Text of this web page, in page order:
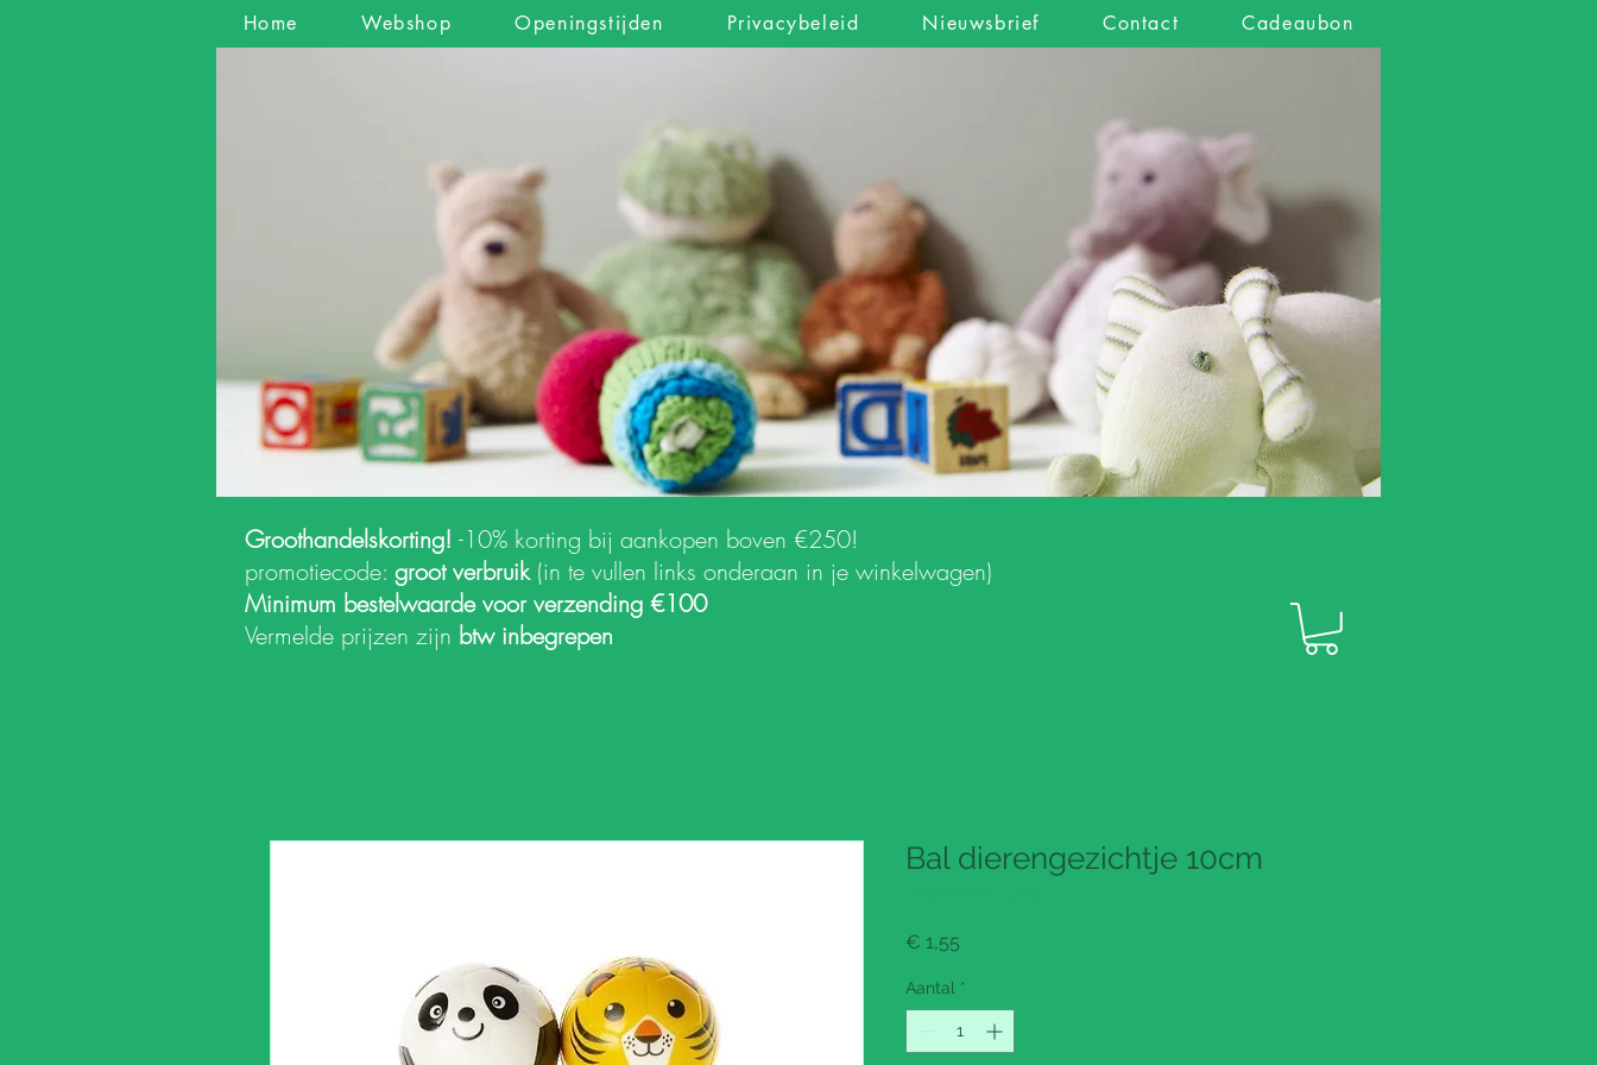
Home Webshop Openingstijden Privacybeleid Nieuwsbrief Contact Cadeaubon
Groothandelskorting! -10% korting bij aankopen boven €250!
promotiecode: groot verbruik (in te vullen links onderaan in je winkelwagen)
Minimum bestelwaarde voor verzending €100
Vermelde prijzen zijn btw inbegrepen
Bal dierengezichtje 10cm
€ 1,55
Aantal *